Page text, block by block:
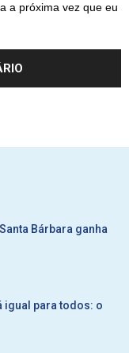
a próxima vez que eu
Bárbara ganha
igual para todos: o